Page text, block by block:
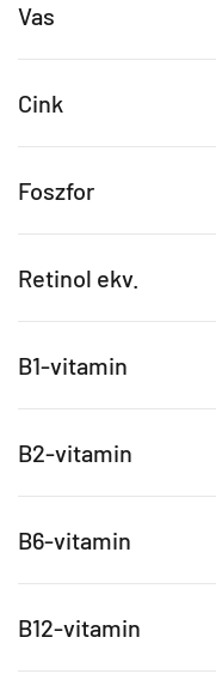
Vas
Cink
Foszfor
Retinol ekv.
B1-vitamin
B2-vitamin
B6-vitamin
B12-vitamin